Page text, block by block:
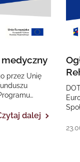
medyczny
przez Unię
dalej